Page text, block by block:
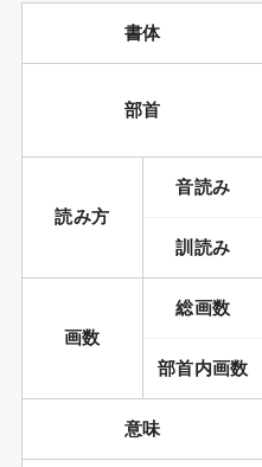
書体
部首
読み方
音読み
訓読み
画数
総画数
部首内画数
意味